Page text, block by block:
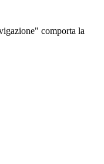
comporta la